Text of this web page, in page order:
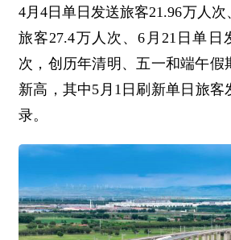
4月4日单日发送旅客21.96万人
旅客27.4万人次、6月21日单日
次，创历年清明、五一和端午假
新高，其中5月1日刷新单日旅客
录。